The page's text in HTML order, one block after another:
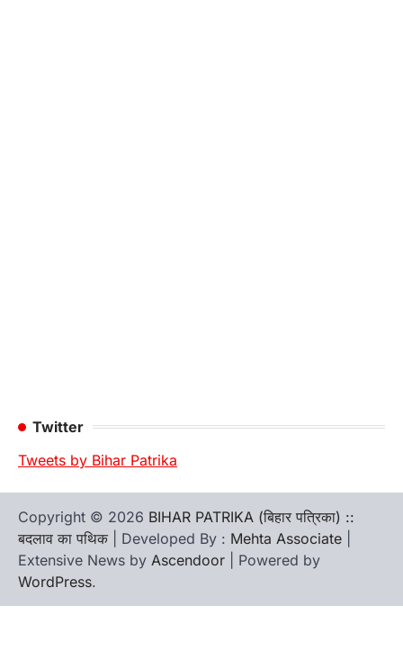
Twitter
Tweets by Bihar Patrika
Copyright © 2026 BIHAR PATRIKA (बिहार पत्रिका) ::
बदलाव का पथिक | Developed By : Mehta Associate
Extensive News by Ascendoor | Powered by
WordPress.